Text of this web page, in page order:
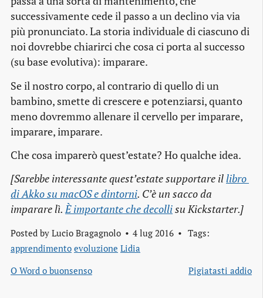
successivamente cede il passo a un declino via via
più pronunciato. La storia individuale di ciascuno di
noi dovrebbe chiarirci che cosa ci porta al successo
(su base evolutiva): imparare.
Se il nostro corpo, al contrario di quello di un
bambino, smette di crescere e potenziarsi, quanto
meno dovremmo allenare il cervello per imparare,
imparare, imparare.
Che cosa imparerò quest’estate? Ho qualche idea.
[Sarebbe interessante quest’estate supportare illibro
di Akko su macOS e dintorni. C’è un sacco da
imparare lì.È importante che decollisu Kickstarter.]
Posted by Lucio Bragagnolo 4 lug 2016
Tags:
apprendimento evoluzione Lidia
O Word o buonsenso
Pigiatasti addio